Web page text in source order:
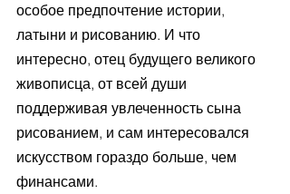
особое предпочтение истории,
латыни и рисованию. И что
интересно, отец будущего великого
живописца, от всей души
поддерживая увлеченность сына
рисованием, и сам интересовался
искусством гораздо больше, чем
финансами.